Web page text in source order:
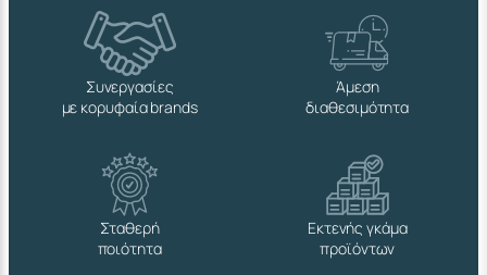
Συνεργασίες
με κορυφαία brands
Άμεση
διαθεσιμότητα
Σταθερή
ποιότητα
Εκτενής γκάμα
προϊόντων